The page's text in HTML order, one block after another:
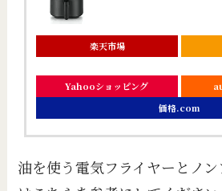
楽天市場
Yahooショッピング
価格.com
油を使う電気フライヤーとノ